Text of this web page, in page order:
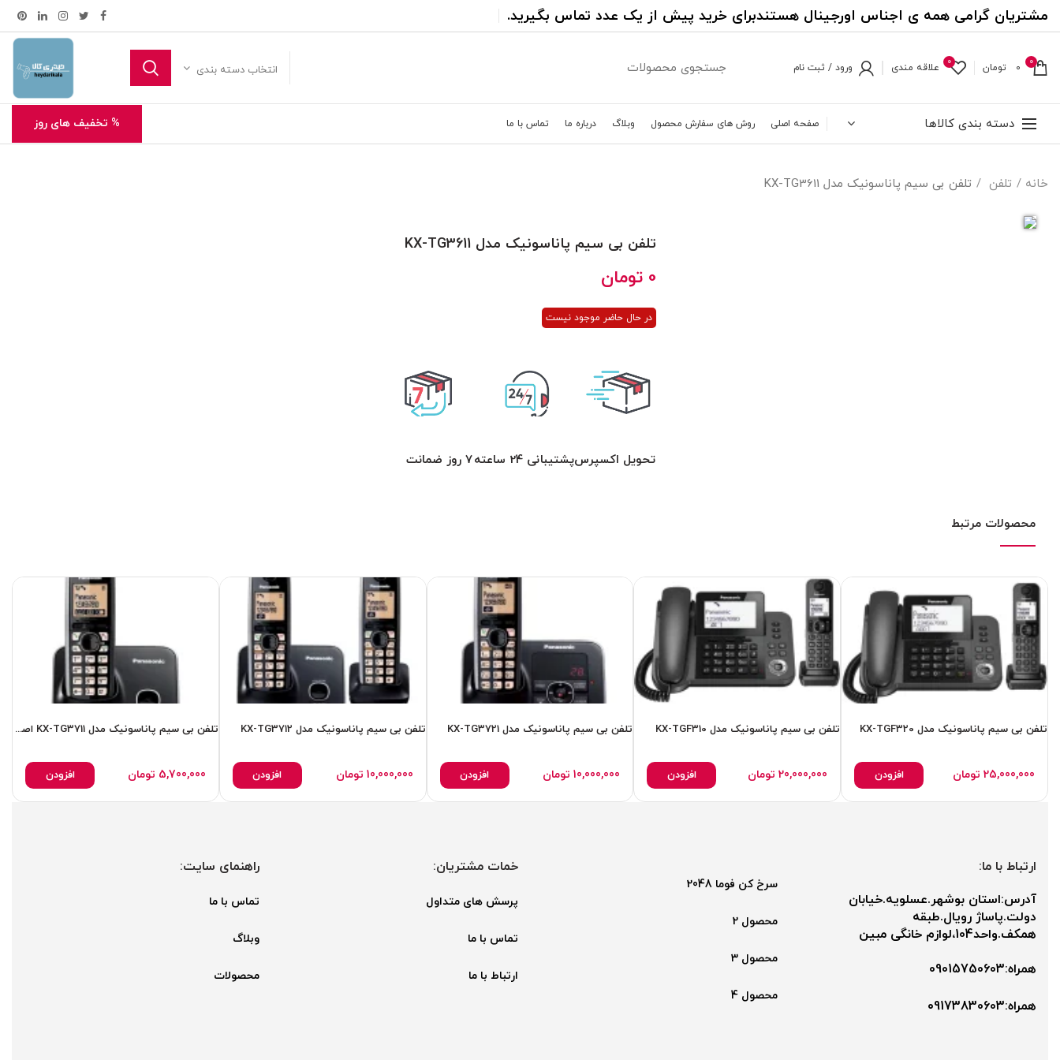
مشتریان گرامی همه ی اجناس اورجینال هستندبرای خرید پیش از یک عدد تماس بگیرید.
0
0 تومان 0 علاقه مندی ورود / ثبت نام انتخاب دسته بندی
دسته بندی کالاها صفحه اصلی روش های سفارش محصول وبلاگ درباره ما تماس با ما % تخفیف های روز
خانه تلفن تلفن بی سیم پاناسونیک مدل KX-TG3611
تلفن بی سیم پاناسونیک مدل KX-TG3611
0 تومان
در حال حاضر موجود نیست
تحویل اکسپرسپشتیبانی 24 ساعته 7 روز ضمانت
محصولات مرتبط
تلفن بی سیم پاناسونیک مدل KX-TGF320
25,000,000 تومان افزودن
تلفن بی سیم پاناسونیک مدل KX-TGF310
20,000,000 تومان افزودن
تلفن بی سیم پاناسونیک مدل KX-TG3721
10,000,000 تومان افزودن
تلفن بی سیم پاناسونیک مدل KX-TG3712
10,000,000 تومان افزودن
تلفن بی سیم پاناسونیک مدل KX-TG3711 اصل مالزی ا با باطری اصلی اور جنال ورجنال
5,700,000 تومان افزودن
ارتباط با ما:
آدرس:استان بوشهر.عسلویه.خیابان
دولت.پاساژ رویال.طبقه
همکف.واحد104،لوازم خانگی مبین
همراه:09015750603
همراه:۰9173830603
سرخ کن فوما 2048
محصول 2
محصول 3
محصول 4
خمات مشتریان:
پرسش های متداول
تماس با ما
ارتباط با ما
راهنمای سایت:
تماس با ما
وبلاگ
محصولات